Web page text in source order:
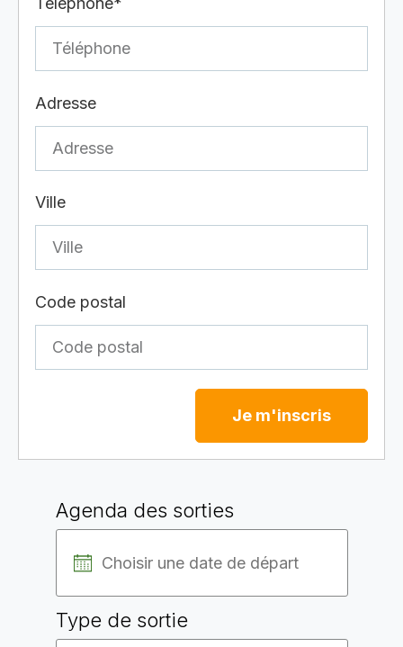
Adresse
Ville
Code postal
Je m'inscris
Agenda des sorties
Type de sortie